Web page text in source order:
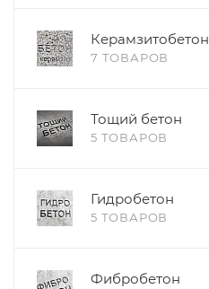
Керамзитобетон
7 ТОВАРОВ
Тощий бетон
5 ТОВАРОВ
Гидробетон
5 ТОВАРОВ
Фибробетон